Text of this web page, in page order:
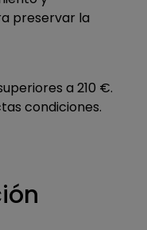
preservar la
a 210 €.
condiciones.